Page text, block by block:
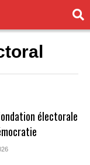
électorale